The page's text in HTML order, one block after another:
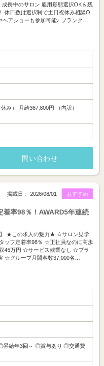
成長中のサロン 雇用形態選択OK＆残
休日数は選択制で土日祝休み相談O
ヘアショーも参加可能♪ ブランク…
み） 月給367,800円 （内訳）
問い合わせ
おすすめ
掲載日： 2026/08/01
着率98％！AWARD5年連続
】 ★この求人の魅力★ ☆サロン見学
ッフ定着率98％ ☆正社員なのに高歩
45万円 ☆サービス残業なし ☆プラ
☆グループ月間客数37,000名…
昇給年3回～ ◎賞与あり ◎交通費